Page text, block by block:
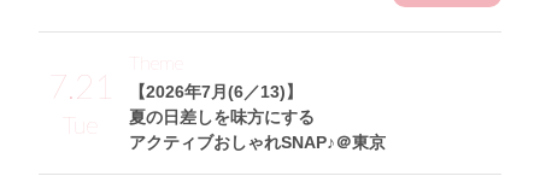
7.21
Tue
【2026年7月(6／13)】
夏の日差しを味方にする
アクティブおしゃれSNAP♪＠東京
Theme